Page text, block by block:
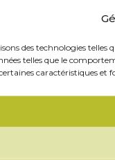
des technologies
telles que le
caractéristiques et